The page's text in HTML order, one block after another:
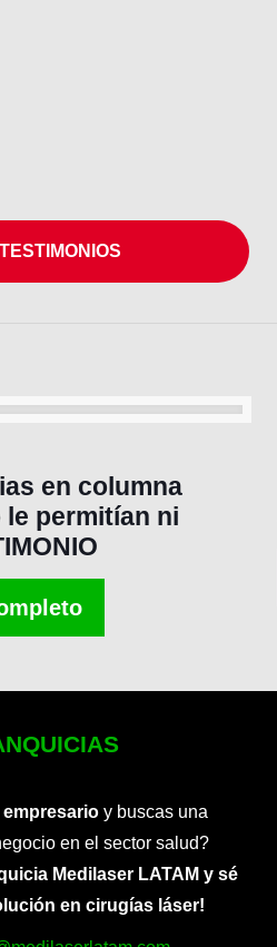
en columna
permitían ni
empresarioy buscas una
en el sector salud?
Medilaser LATAM y sé
en cirugías láser!